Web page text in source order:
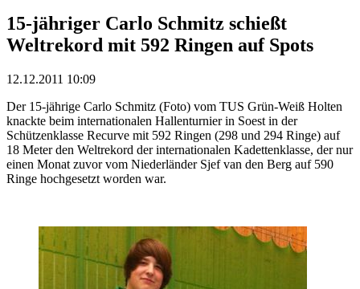
15-jähriger Carlo Schmitz schießt
Weltrekord mit 592 Ringen auf Spots
12.12.2011 10:09
Der 15-jährige Carlo Schmitz (Foto) vom TUS Grün-Weiß Holten
knackte beim internationalen Hallenturnier in Soest in der
Schützenklasse Recurve mit 592 Ringen (298 und 294 Ringe) auf
18 Meter den Weltrekord der internationalen Kadettenklasse, der nur
einen Monat zuvor vom Niederländer Sjef van den Berg auf 590
Ringe hochgesetzt worden war.